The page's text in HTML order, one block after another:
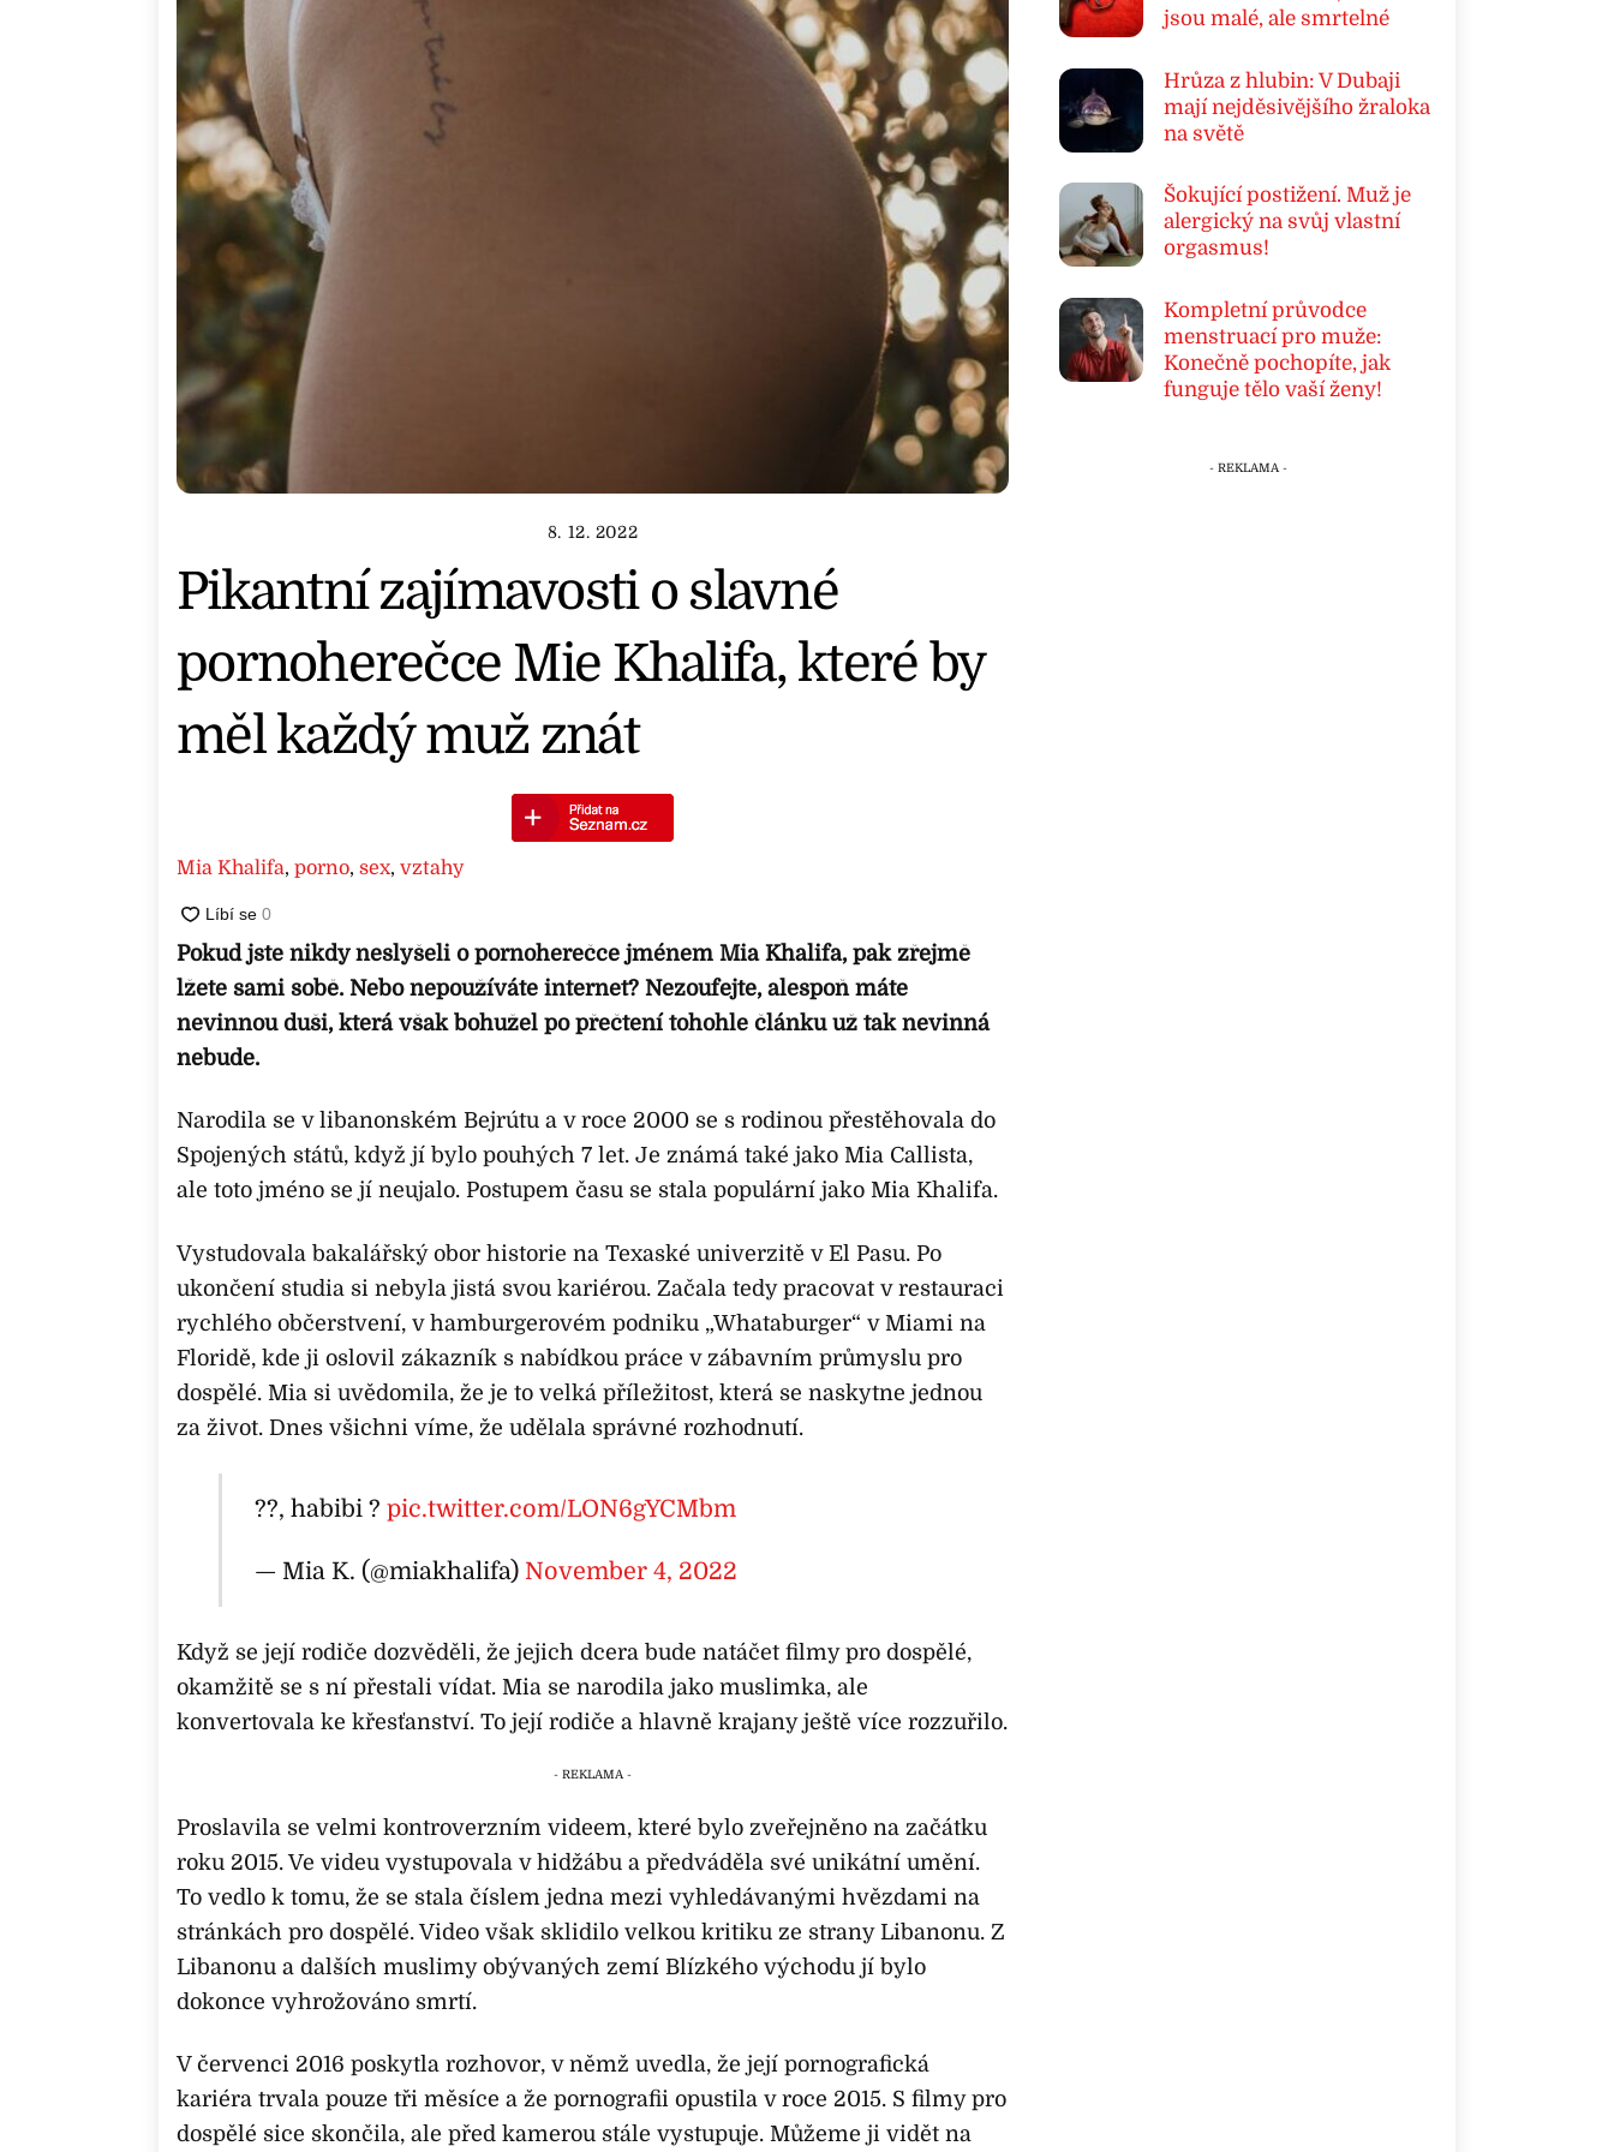
8. 12. 2022
Pikantní zajímavosti o slavné
pornoherečce Mie Khalifa, které by
měl každý muž znát
Mia Khalifa, porno, sex, vztahy
Pokud jste nikdy neslyšeli o pornoherečce jménem Mia Khalifa, pak zřejmě
lžete sami sobě. Nebo nepoužíváte internet? Nezoufejte, alespoň máte
nevinnou duši, která však bohužel po přečtení tohohle článku už tak nevinná
nebude.
Narodila se v libanonském Bejrútu a v roce 2000 se s rodinou přestěhovala do
Spojených států, když jí bylo pouhých 7 let. Je známá také jako Mia Callista,
ale toto jméno se jí neujalo. Postupem času se stala populární jako Mia Khalifa.
Vystudovala bakalářský obor historie na Texaské univerzitě v El Pasu. Po
ukončení studia si nebyla jistá svou kariérou. Začala tedy pracovat v restauraci
rychlého občerstvení, v hamburgerovém podniku „Whataburger“ v Miami na
Floridě, kde ji oslovil zákazník s nabídkou práce v zábavním průmyslu pro
dospělé. Mia si uvědomila, že je to velká příležitost, která se naskytne jednou
za život. Dnes všichni víme, že udělala správné rozhodnutí.
??, habibi ?pic.twitter.com/LON6gYCMbm
— Mia K. (@miakhalifa) November 4, 2022
Když se její rodiče dozvěděli, že jejich dcera bude natáčet filmy pro dospělé,
okamžitě se s ní přestali vídat. Mia se narodila jako muslimka, ale
konvertovala ke křesťanství. To její rodiče a hlavně krajany ještě více rozzuřilo.
Proslavila se velmi kontroverzním videem, které bylo zveřejněno na začátku
roku 2015. Ve videu vystupovala v hidžábu a předváděla své unikátní umění.
To vedlo k tomu, že se stala číslem jedna mezi vyhledávanými hvězdami na
stránkách pro dospělé. Video však sklidilo velkou kritiku ze strany Libanonu. Z
Libanonu a dalších muslimy obývaných zemí Blízkého východu jí bylo
dokonce vyhrožováno smrtí.
V červenci 2016 poskytla rozhovor, v němž uvedla, že její pornografická
kariéra trvala pouze tři měsíce a že pornografii opustila v roce 2015. S filmy pro
dospělé sice skončila, ale před kamerou stále vystupuje. Můžeme ji vidět na
jsou malé, ale smrtelné
Hrůza z hlubin: V Dubaji
mají nejděsivějšího žraloka
na světě
Šokující postižení. Muž je
alergický na svůj vlastní
orgasmus!
Kompletní průvodce
menstruací pro muže:
Konečně pochopíte, jak
funguje tělo vaší ženy!